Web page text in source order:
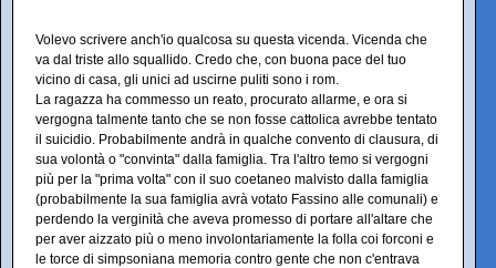
Volevo scrivere anch'io qualcosa su questa vicenda. Vicenda che
va dal triste allo squallido. Credo che, con buona pace del tuo
vicino di casa, gli unici ad uscirne puliti sono i rom.
La ragazza ha commesso un reato, procurato allarme, e ora si
vergogna talmente tanto che se non fosse cattolica avrebbe tentato
il suicidio. Probabilmente andrà in qualche convento di clausura, di
sua volontà o "convinta" dalla famiglia. Tra l'altro temo si vergogni
più per la "prima volta" con il suo coetaneo malvisto dalla famiglia
(probabilmente la sua famiglia avrà votato Fassino alle comunali) e
perdendo la verginità che aveva promesso di portare all'altare che
per aver aizzato più o meno involontariamente la folla coi forconi e
le torce di simpsoniana memoria contro gente che non c'entrava